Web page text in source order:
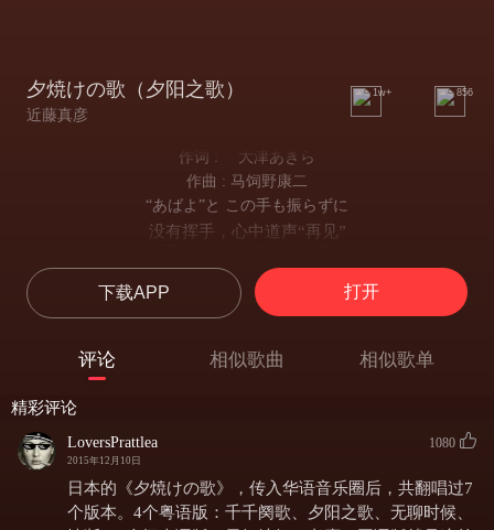
夕焼けの歌（夕阳之歌）
近藤真彦
1w+ 856
作词 : 大津あきら
作曲 : 马饲野康二
“あばよ”と この手も振らずに
没有挥手，心中道声“再见”
离开这座肮脏不堪的城市
あんなに憎んだすべてが
曾那样恨过的一切，没有完结
却又为何感受到了痛
人恋しさに泣けば
如果为所爱的人懊悔
下载APP 打开
评论 相似歌曲 相似歌单
精彩评论
LoversPrattlea
2015年12月10日
1080
日本的《夕焼けの歌》，传入华语音乐圈后，共翻唱过7
个版本。4个粤语版：千千阕歌、夕阳之歌、无聊时候、